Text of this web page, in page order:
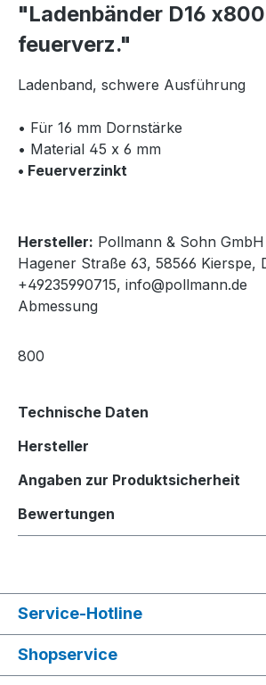
"Ladenbänder D16
feuerverz."
Ladenband, schwere Ausführung
• Für 16 mm Dornstärke
• Material 45 x 6 mm
• Feuerverzinkt
Hersteller: Pollmann & Sohn GmbH
Hagener Straße 63, 58566 Kierspe,
+49235990715, info@pollmann.de
Abmessung
800
Technische Daten
Hersteller
Angaben zur Produktsicherheit
Bewertungen
Service-Hotline
Shopservice